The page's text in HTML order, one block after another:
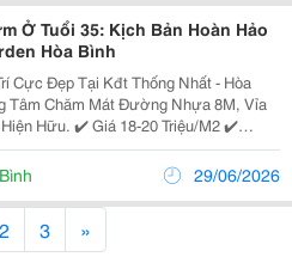
Ở Tuổi 35: Kịch Bản Hoàn Hảo
Hòa Bình
Cực Đẹp Tại Kđt Thống Nhất - Hòa
Hàng. Đến
29/06/2026
2 3 »